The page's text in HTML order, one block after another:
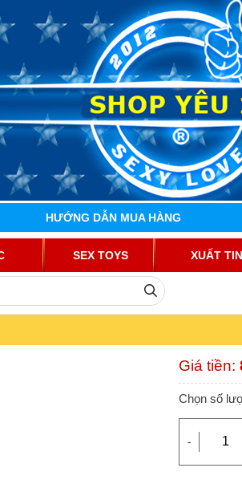
HƯỚNG DẪN MUA HÀNG
SEX TOYS XUẤT
Giá tiền:
Chọn số
-